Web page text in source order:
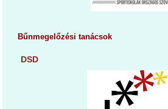
Bűnmegelőzési tanácsok
DSD